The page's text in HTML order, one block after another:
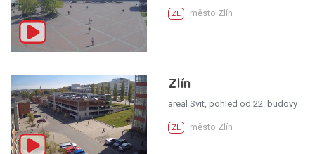
ZL město Zlín
Zlín
areál Svit, pohled od 22. budovy
ZL město Zlín